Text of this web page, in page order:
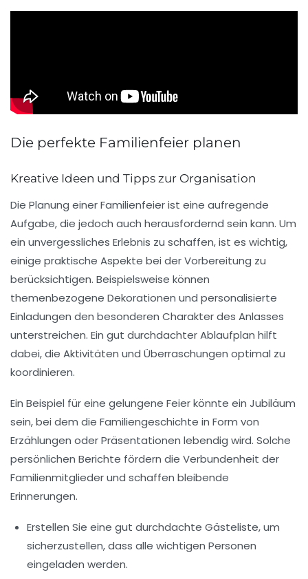
Die perfekte Familienfeier planen
Kreative Ideen und Tipps zur Organisation
Die Planung einerFamilienfeierist eine aufregende
Aufgabe, die jedoch auch herausfordernd sein kann. Um
ein unvergessliches Erlebnis zu schaffen, ist es wichtig,
einige praktische Aspekte bei der Vorbereitung zu
berücksichtigen. Beispielsweise können
themenbezogene Dekorationen und personalisierte
Einladungen den besonderen Charakter des Anlasses
unterstreichen. Ein gut durchdachter Ablaufplan hilft
dabei, die Aktivitäten und Überraschungen optimal zu
koordinieren.
Ein Beispiel für eine gelungene Feier könnte ein Jubiläum
sein, bei dem die Familiengeschichte in Form von
Erzählungen oder Präsentationen lebendig wird. Solche
persönlichen Berichte fördern die Verbundenheit der
Familienmitglieder und schaffen bleibende
Erinnerungen.
Erstellen Sie eine gut durchdachte Gästeliste, um
sicherzustellen, dass alle wichtigen Personen
eingeladen werden.